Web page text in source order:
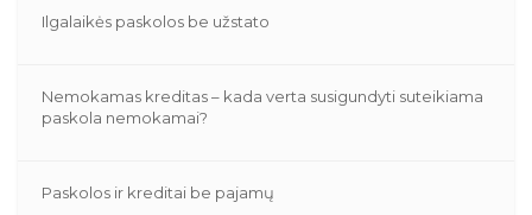
Ilgalaikės paskolos be užstato
Nemokamas kreditas – kada verta susigundyti suteikiama
paskola nemokamai?
Paskolos ir kreditai be pajamų